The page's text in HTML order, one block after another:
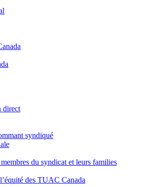
direct
syndiqué
du syndicat et leurs families
des TUAC Canada